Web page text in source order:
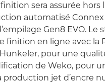
sera assurée hors
automatisé
Gen8 EVO. Le
finition en ligne avec la
pour une
de Weko, pour
jet d’encre